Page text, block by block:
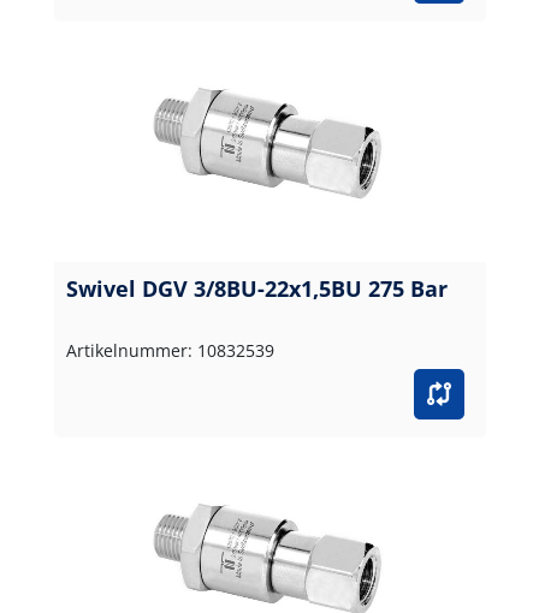
Swivel DGV 3/8BU-22x1,5BU 275 Bar
Artikelnummer: 10832539